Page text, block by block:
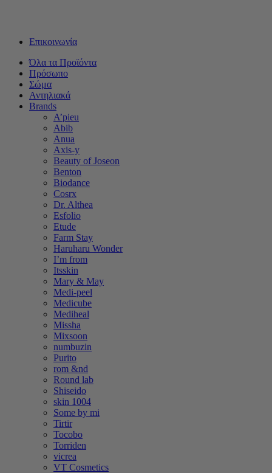
Επικοινωνία
Όλα τα Προϊόντα
Πρόσωπο
Σώμα
Αντηλιακά
Brands
A’pieu
Abib
Anua
Axis-y
Beauty of Joseon
Benton
Biodance
Cosrx
Dr. Althea
Esfolio
Etude
Farm Stay
Haruharu Wonder
I’m from
Itsskin
Mary & May
Medi-peel
Medicube
Mediheal
Missha
Mixsoon
numbuzin
Purito
rom &nd
Round lab
Shiseido
skin 1004
Some by mi
Tirtir
Tocobo
Torriden
vicrea
VT Cosmetics